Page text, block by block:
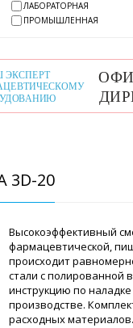
ЛАБОРАТОРНАЯ
ПРОМЫШЛЕННАЯ
20
Высокоэффективный
фармацевтической,
происходит
стали с полированной
инструкцию по
производстве.
расходных